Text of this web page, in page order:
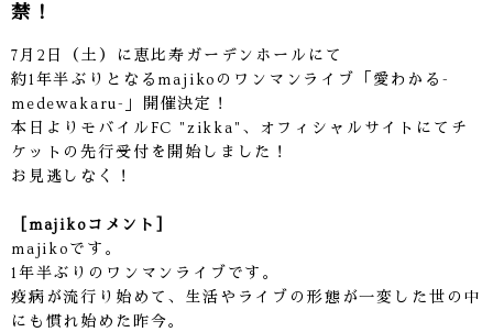
禁！
7月2日（土）に恵比寿ガーデンホールにて
約1年半ぶりとなるmajikoのワンマンライブ「愛わかる-
medewakaru-」開催決定！
本日よりモバイルFC "zikka"、オフィシャルサイトにてチ
ケットの先行受付を開始しました！
お見逃しなく！
［majikoコメント］
majikoです。
1年半ぶりのワンマンライブです。
疫病が流行り始めて、生活やライブの形態が一変した世の中
にも慣れ始めた昨今。